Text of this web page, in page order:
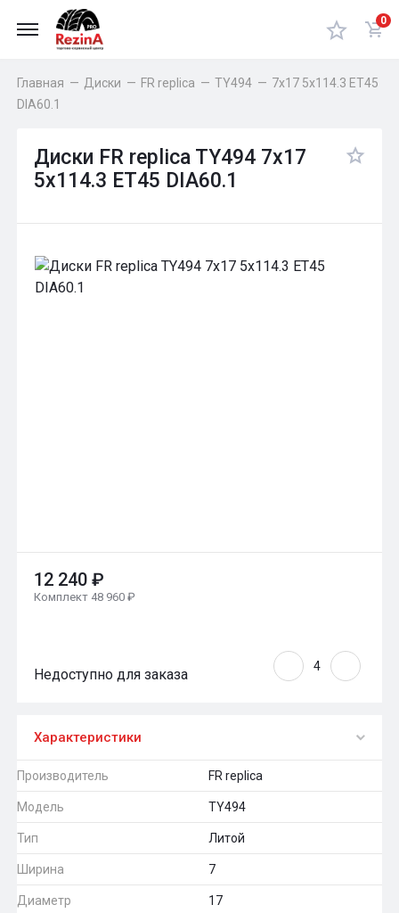
0
Главная — Диски — FR replica — TY494 — 7x17 5x114.3 ET45
DIA60.1
Диски FR replica TY494 7x17
5x114.3 ET45 DIA60.1
12 240 ₽
Комплект 48 960 ₽
Недоступно для заказа
Характеристики
Производитель FR replica
Модель TY494
Тип Литой
Ширина 7
Диаметр 17